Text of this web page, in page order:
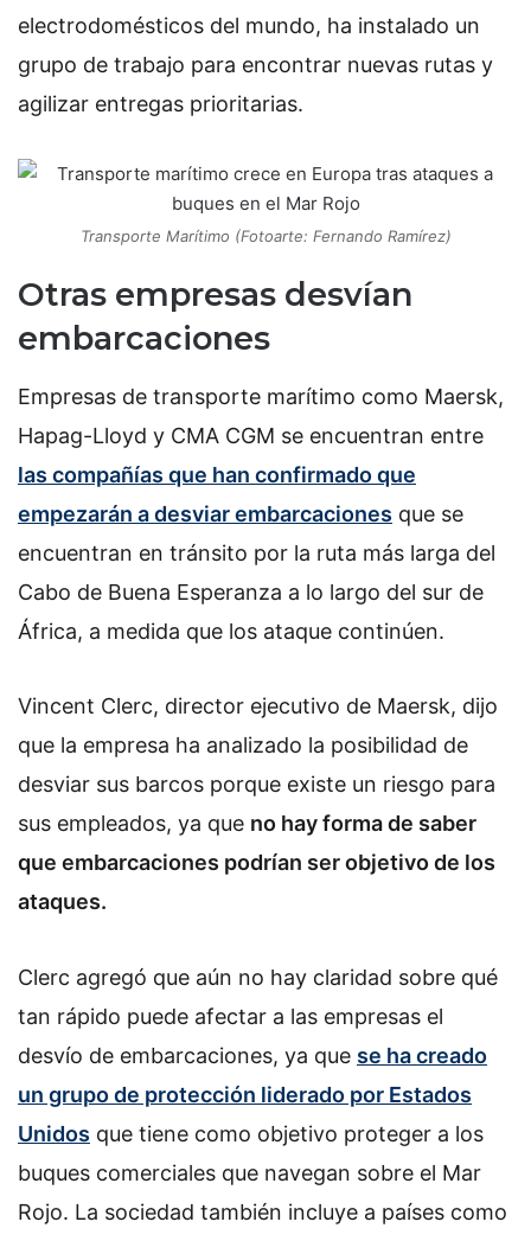
electrodomésticos del mundo, ha instalado un
grupo de trabajo para encontrar nuevas rutas y
agilizar entregas prioritarias.
Transporte Marítimo (Fotoarte: Fernando Ramírez)
Otras empresas desvían
embarcaciones
Empresas de transporte marítimo como Maersk,
Hapag-Lloyd y CMA CGM se encuentran entre
las compañías que han confirmado que
empezarán a desviar embarcaciones que se
encuentran en tránsito por la ruta más larga del
Cabo de Buena Esperanza a lo largo del sur de
África, a medida que los ataque continúen.
Vincent Clerc, director ejecutivo de Maersk, dijo
que la empresa ha analizado la posibilidad de
desviar sus barcos porque existe un riesgo para
sus empleados, ya que no hay forma de saber
que embarcaciones podrían ser objetivo de los
ataques.
Clerc agregó que aún no hay claridad sobre qué
tan rápido puede afectar a las empresas el
desvío de embarcaciones, ya que se ha creado
un grupo de protección liderado por Estados
Unidos que tiene como objetivo proteger a los
buques comerciales que navegan sobre el Mar
Rojo. La sociedad también incluye a países como